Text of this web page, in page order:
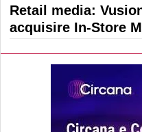
Retail media:
acquisire In-Store